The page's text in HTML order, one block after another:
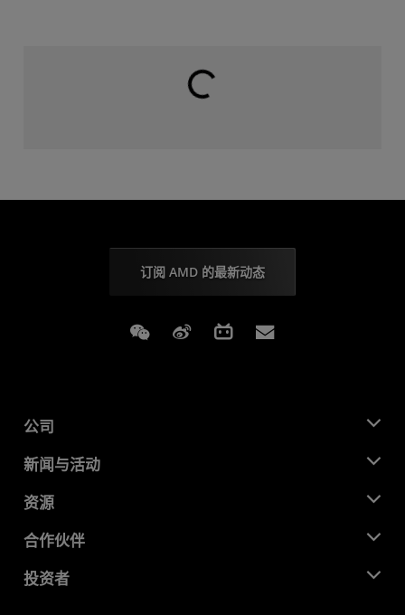
载入中⋯⋯
订阅 AMD 的最新动态
Weixin Weibo Bilibili
公司
关于 AMD
企业责任
就业机会
联系我们
新闻与活动
新闻中心
媒体库
资源
开发中心
成功案例
合作伙伴
AMD 合作伙伴中心
投资者